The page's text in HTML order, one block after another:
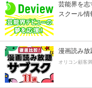
芸能界を志
スクール情
漫画読み放
オリコン顧客